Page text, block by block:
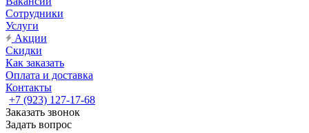
Сотрудники
Услуги
Акции
Скидки
Как заказать
Оплата и доставка
Контакты
+7 (923) 127-17-68
Заказать звонок
Задать вопрос